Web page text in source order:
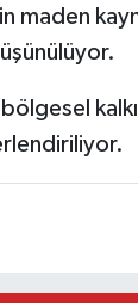
maden